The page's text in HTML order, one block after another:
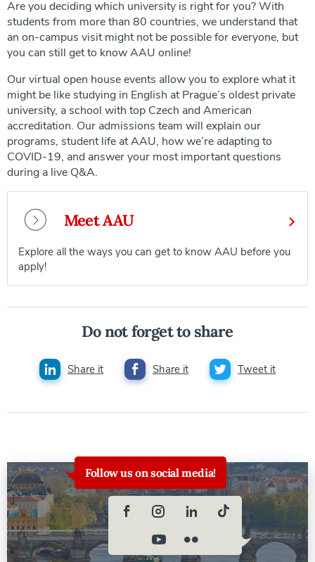
Are you deciding which university is right for you? With
students from more than 80 countries, we understand that
an on-campus visit might not be possible for everyone, but
you can still get to know AAU online!
Our virtual open house events allow you to explore what it
might be like studying in English at Prague’s oldest private
university, a school with top Czech and American
accreditation. Our admissions team will explain our
programs, student life at AAU, how we’re adapting to
COVID-19, and answer your most important questions
during a live Q&A.
Meet AAU
Explore all the ways you can get to know AAU before you
apply!
Do not forget to share
Share it Share it Tweet it
Follow us on social media!